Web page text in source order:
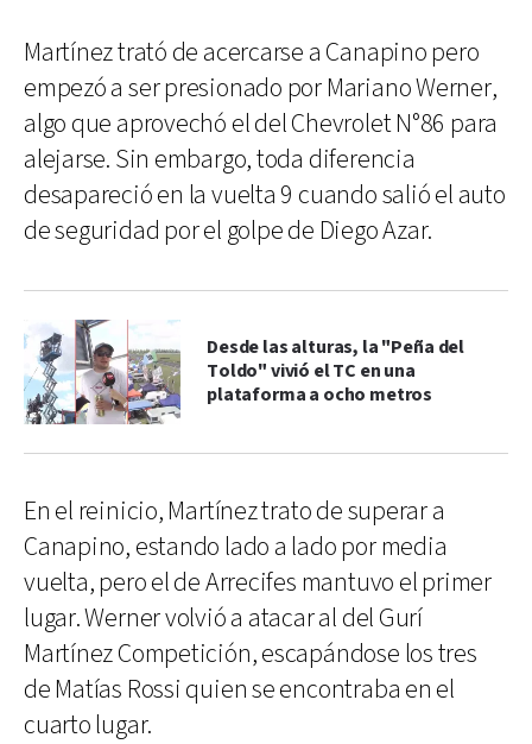
Martínez trató de acercarse a Canapino pero
empezó a ser presionado por Mariano Werner,
algo que aprovechó el del Chevrolet N°86 para
alejarse. Sin embargo, toda diferencia
desapareció en la vuelta 9 cuando salió el auto
de seguridad por el golpe de Diego Azar.
Desde las alturas, la "Peña del
Toldo" vivió el TC en una
plataforma a ocho metros
En el reinicio, Martínez trato de superar a
Canapino, estando lado a lado por media
vuelta, pero el de Arrecifes mantuvo el primer
lugar. Werner volvió a atacar al del Gurí
Martínez Competición, escapándose los tres
de Matías Rossi quien se encontraba en el
cuarto lugar.